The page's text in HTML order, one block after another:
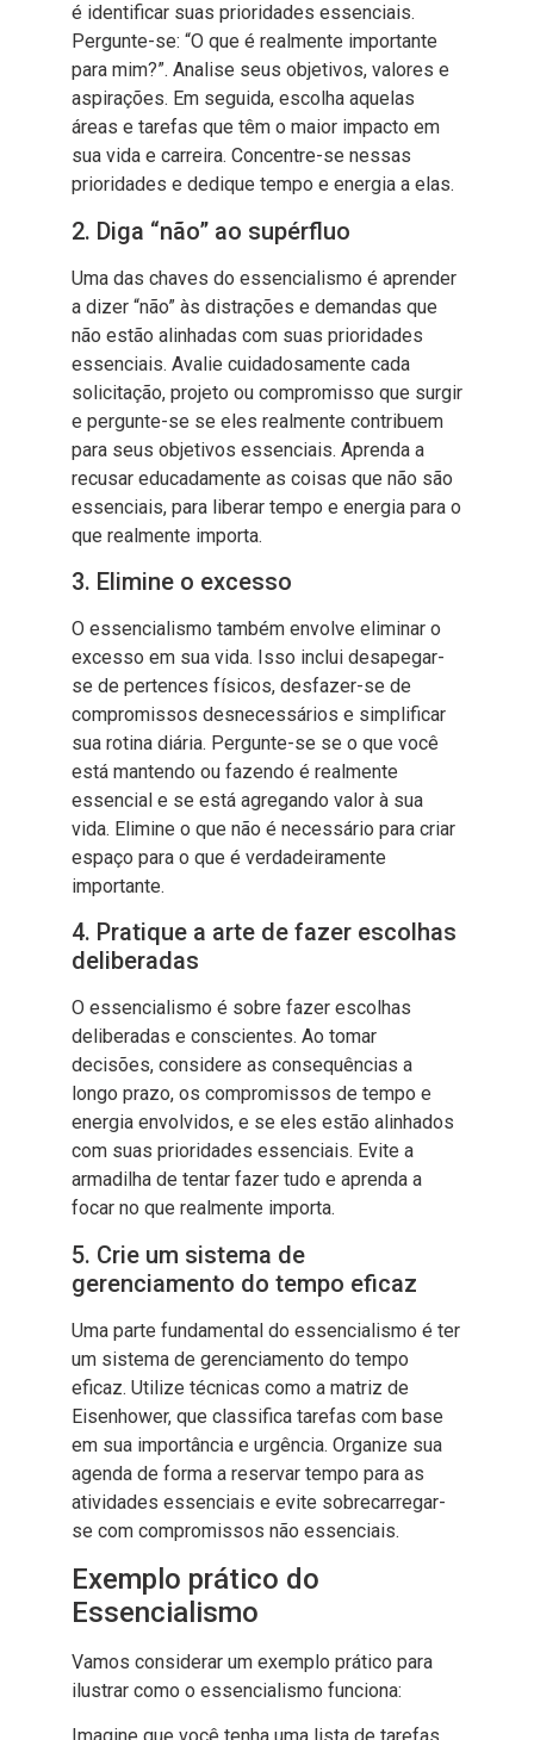
é identificar suas prioridades essenciais.
Pergunte-se: “O que é realmente importante
para mim?”. Analise seus objetivos, valores e
aspirações. Em seguida, escolha aquelas
áreas e tarefas que têm o maior impacto em
sua vida e carreira. Concentre-se nessas
prioridades e dedique tempo e energia a elas.
2. Diga “não” ao supérfluo
Uma das chaves do essencialismo é aprender
a dizer “não” às distrações e demandas que
não estão alinhadas com suas prioridades
essenciais. Avalie cuidadosamente cada
solicitação, projeto ou compromisso que surgir
e pergunte-se se eles realmente contribuem
para seus objetivos essenciais. Aprenda a
recusar educadamente as coisas que não são
essenciais, para liberar tempo e energia para o
que realmente importa.
3. Elimine o excesso
O essencialismo também envolve eliminar o
excesso em sua vida. Isso inclui desapegar-
se de pertences físicos, desfazer-se de
compromissos desnecessários e simplificar
sua rotina diária. Pergunte-se se o que você
está mantendo ou fazendo é realmente
essencial e se está agregando valor à sua
vida. Elimine o que não é necessário para criar
espaço para o que é verdadeiramente
importante.
4. Pratique a arte de fazer escolhas
deliberadas
O essencialismo é sobre fazer escolhas
deliberadas e conscientes. Ao tomar
decisões, considere as consequências a
longo prazo, os compromissos de tempo e
energia envolvidos, e se eles estão alinhados
com suas prioridades essenciais. Evite a
armadilha de tentar fazer tudo e aprenda a
focar no que realmente importa.
5. Crie um sistema de
gerenciamento do tempo eficaz
Uma parte fundamental do essencialismo é ter
um sistema de gerenciamento do tempo
eficaz. Utilize técnicas como a matriz de
Eisenhower, que classifica tarefas com base
em sua importância e urgência. Organize sua
agenda de forma a reservar tempo para as
atividades essenciais e evite sobrecarregar-
se com compromissos não essenciais.
Exemplo prático do
Essencialismo
Vamos considerar um exemplo prático para
ilustrar como o essencialismo funciona: